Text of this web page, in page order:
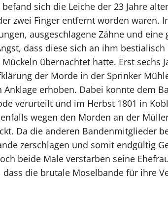
sich die Leiche der 23 Jahre
zwei Finger entfernt worden waren.
ausgeschlagene Zähne und
dass diese sich an ihm
übernachtet hatte. Erst sechs
der Morde in der Sprinker
erhoben. Dabei konnte dem
verurteilt und im Herbst 1801 in
wegen den Morden an der
Da die anderen Bandenmitglieder
zerschlagen und somit endgültig
beide Male verstarben seine
die brutale Moselbande für ihre